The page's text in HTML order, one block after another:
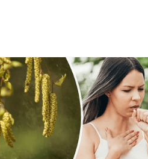
Dados da Tempo & Radar. . .